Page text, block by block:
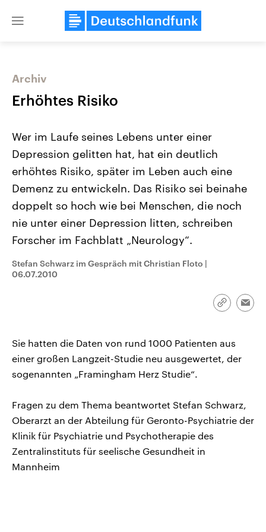
Close
Landtagswahl Sachsen-Anhalt
Alle Informationen
Sachsen-Anhalt wählt am 6.
September 2026 einen neuen
Bundesland von einer Koalition aus
CDU, SPD und FDP regiert.-
USA
Aktuelle Beiträge,
Hintergründe
Wirtschaftlich und
gehören die Vereinigten
mit großem Einfluss auf
Archiv
Erhöhtes Risiko
Wer im Laufe seines Lebens unter einer
Depression gelitten hat, hat ein deutlich
erhöhtes Risiko, später im Leben auch eine
Demenz zu entwickeln. Das Risiko sei beinahe
doppelt so hoch wie bei Menschen, die noch
nie unter einer Depression litten, schreiben
Forscher im Fachblatt „Neurology“.
Stefan Schwarz im Gespräch mit Christian Floto |
06.07.2010
Link
Sie hatten die Daten von rund 1000 Patienten aus
einer großen Langzeit-Studie neu ausgewertet, der
sogenannten „Framingham Herz Studie“.
Fragen zu dem Thema beantwortet Stefan Schwarz,
Oberarzt an der Abteilung für Geronto-Psychiatrie der
Klinik für Psychiatrie und Psychotherapie des
Zentralinstituts für seelische Gesundheit in
Mannheim